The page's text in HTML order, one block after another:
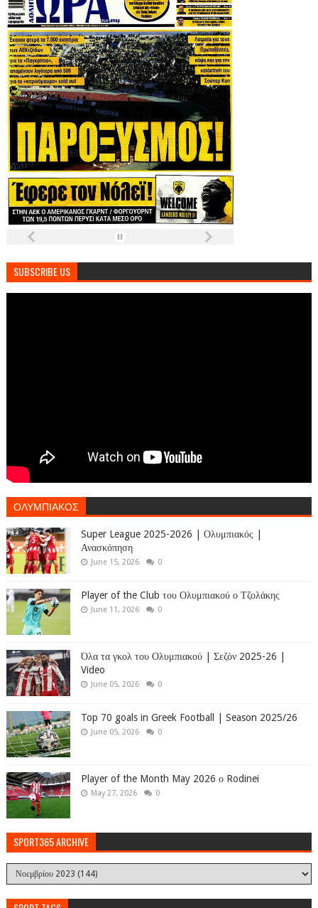
SUBSCRIBE US
ΟΛΥΜΠΙΑΚΟΣ
Super League 2025-2026 | Ολυμπιακός |
Ανασκόπηση
June 15, 2026 0
Player of the Club του Ολυμπιακού ο Τζολάκης
June 11, 2026 0
Όλα τα γκολ του Ολυμπιακού | Σεζόν 2025-26 |
Video
June 05, 2026 0
Top 70 goals in Greek Football | Season 2025/26
June 05, 2026 0
Player of the Month May 2026 ο Rodinei
May 27, 2026 0
SPORT365 ARCHIVE